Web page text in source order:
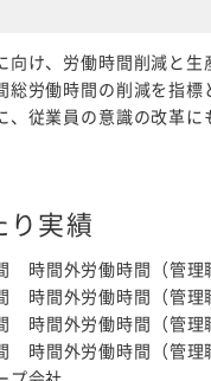
け、労働時間削減と
労働時間の削減を指
、従業員の意識の改革
実績
時間外労働時間（管理
時間外労働時間（管理
時間外労働時間（管理
時間外労働時間（管理